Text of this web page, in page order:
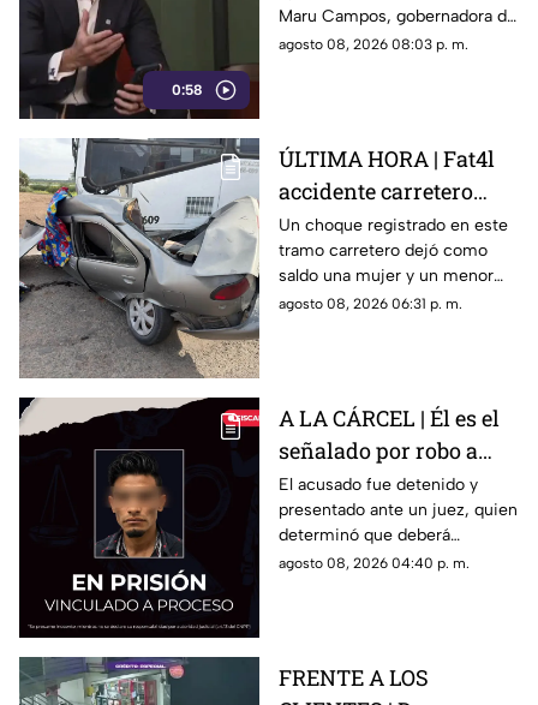
0:58
Maru Campos, gobernadora de
Chihuahua, quien habló sobre
para la libertad de expresión
agosto 08, 2026 08:03 p. m.
ÚLTIMA HORA | Fat4l
accidente carretero
deja una mujer y un
niño mu3rtos en San
Juan del Río
Un choque registrado en este
tramo carretero dejó como
saldo una mujer y un menor
sin vida, además de una
agosto 08, 2026 06:31 p. m.
A LA CÁRCEL | Él es el
señalado por robo a
una casa en Santa Rosa
Jáuregui
El acusado fue detenido y
presentado ante un juez, quien
determinó que deberá
permanecer en prisión
agosto 08, 2026 04:40 p. m.
FRENTE A LOS